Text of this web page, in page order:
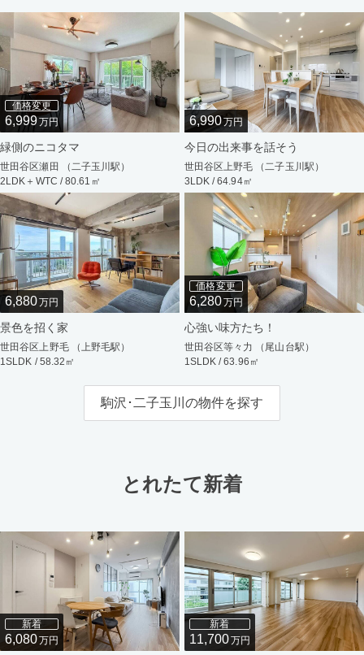
価格変更
6,999万円
緑側のニコタマ
世田谷区瀬田 （二子玉川駅）
2LDK＋WTC / 80.61㎡
6,990万円
今日の出来事を話そう
世田谷区上野毛 （二子玉川駅）
3LDK / 64.94㎡
6,880万円
景色を招く家
世田谷区上野毛 （上野毛駅）
1SLDK / 58.32㎡
価格変更
6,280万円
心強い味方たち！
世田谷区等々力 （尾山台駅）
1SLDK / 63.96㎡
駒沢･二子玉川の物件を探す
とれたて新着
新着
6,080万円
新着
11,700万円